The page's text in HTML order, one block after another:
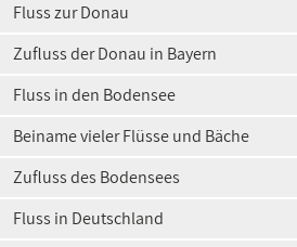
Fluss zur Donau
Zufluss der Donau in Bayern
Fluss in den Bodensee
Beiname vieler Flüsse und Bäche
Zufluss des Bodensees
Fluss in Deutschland